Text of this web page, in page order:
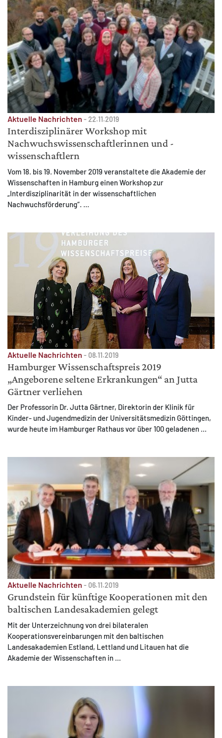
Aktuelle Nachrichten - 22.11.2019
Interdisziplinärer Workshop mit
Nachwuchswissenschaftlerinnen und -
wissenschaftlern
Vom 18. bis 19. November 2019 veranstaltete die Akademie der
Wissenschaften in Hamburg einen Workshop zur
„Interdisziplinarität in der wissenschaftlichen
Nachwuchsförderung“. ...
Aktuelle Nachrichten - 08.11.2019
Hamburger Wissenschaftspreis 2019
„Angeborene seltene Erkrankungen“ an Jutta
Gärtner verliehen
Der Professorin Dr. Jutta Gärtner, Direktorin der Klinik für
Kinder- und Jugendmedizin der Universitätsmedizin Göttingen,
wurde heute im Hamburger Rathaus vor über 100 geladenen ...
Aktuelle Nachrichten - 06.11.2019
Grundstein für künftige Kooperationen mit den
baltischen Landesakademien gelegt
Mit der Unterzeichnung von drei bilateralen
Kooperationsvereinbarungen mit den baltischen
Landesakademien Estland, Lettland und Litauen hat die
Akademie der Wissenschaften in ...